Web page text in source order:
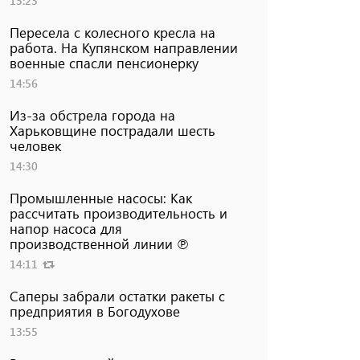
Пересела с колесного кресла на
работа. На Купянском направлении
военные спасли пенсионерку
14:56
Из-за обстрела города на
Харьковщине пострадали шесть
человек
14:30
Промышленные насосы: Как
рассчитать производительность и
напор насоса для
производственной линии ℗
14:11
Саперы забрали остатки ракеты с
предприятия в Богодухове
13:55